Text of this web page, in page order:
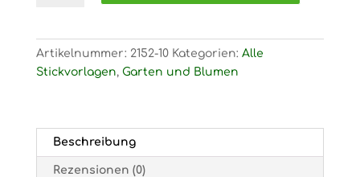
Artikelnummer: 2152-10 Kategorien: Alle
Stickvorlagen, Garten und Blumen
Beschreibung
Rezensionen (0)